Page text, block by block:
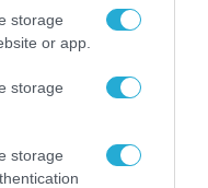
storage
or app.
storage
storage